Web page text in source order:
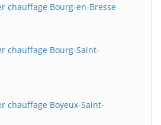
chauffage Bourg-en-Bresse
chauffage Bourg-Saint-
chauffage Boyeux-Saint-